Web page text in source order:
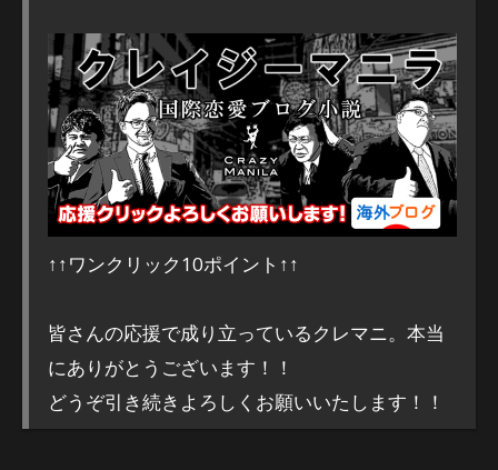
↑↑ワンクリック10ポイント↑↑
皆さんの応援で成り立っているクレマニ。本当
にありがとうございます！！
どうぞ引き続きよろしくお願いいたします！！